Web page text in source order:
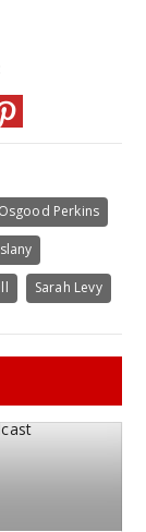
Osgood Perkins
Sarah Levy